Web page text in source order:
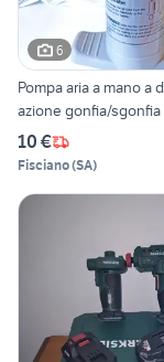
6
Pompa aria a mano a
azione gonfia/sgonfia
10 €
Fisciano(SA)